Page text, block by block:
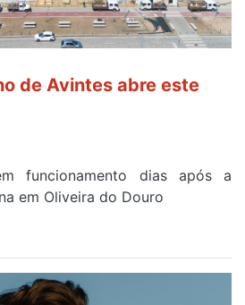
de Avintes abre este
funcionamento dias após a
em Oliveira do Douro